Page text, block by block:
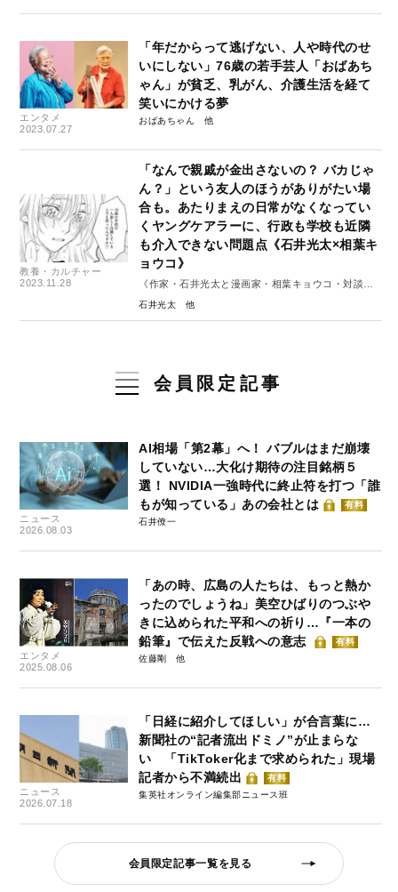
エンタメ
2023.07.27
「年だからって逃げない、人や時代のせ
いにしない」76歳の若手芸人「おばあち
ゃん」が貧乏、乳がん、介護生活を経て
笑いにかける夢
おばあちゃん
教養・カルチャー
2023.11.28
「なんで親戚が金出さないの？ バカじゃ
ん？」という友人のほうがありがたい場
合も。あたりまえの日常がなくなってい
くヤングケアラーに、行政も学校も近隣
も介入できない問題点《石井光太×相葉キ
ョウコ》
《作家・石井光太と漫画家・相葉キョウコ・対談》
後編
石井光太
会員限定記事
ニュース
2026.08.03
AI相場「第2幕」へ！ バブルはまだ崩壊
していない…大化け期待の注目銘柄５
選！ NVIDIA一強時代に終止符を打つ「誰
もが知っている」あの会社とは
有料
石井僚一
エンタメ
2025.08.06
「あの時、広島の人たちは、もっと熱か
ったのでしょうね」美空ひばりのつぶや
きに込められた平和への祈り…『一本の
鉛筆』で伝えた反戦への意志
有料
佐藤剛
ニュース
2026.07.18
「日経に紹介してほしい」が合言葉に…
新聞社の“記者流出ドミノ”が止まらな
い 「TikToker化まで求められた」現場
記者から不満続出
有料
集英社オンライン編集部ニュース班
会員限定記事一覧を見る